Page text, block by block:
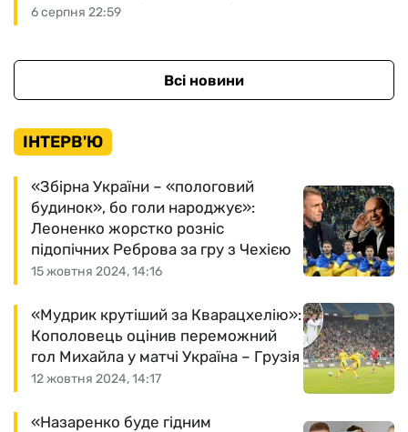
6 серпня 22:59
Всі новини
ІНТЕРВ'Ю
15 жовтня 2024, 14:16
«Збірна України – «пологовий
будинок», бо голи народжує»:
Леоненко жорстко розніс
підопічних Реброва за гру з Чехією
12 жовтня 2024, 14:17
«Мудрик крутіший за Кварацхелію»:
Кополовець оцінив переможний
гол Михайла у матчі Україна – Грузія
«Назаренко буде гідним